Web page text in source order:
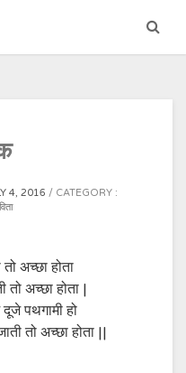
4, 2016
CATEGORY :
अच्छा होता
तो अच्छा होता |
पथगामी हो
तो अच्छा होता ||